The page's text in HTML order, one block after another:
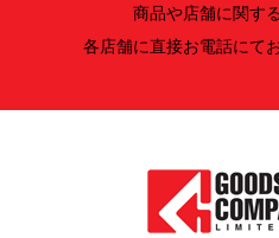
商品や店舗に関す
各店舗に直接お電話にて